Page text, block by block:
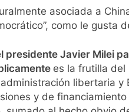
asociada a
como le gusta
presidente Javier Milei
es la frutilla del
libertaria
y de